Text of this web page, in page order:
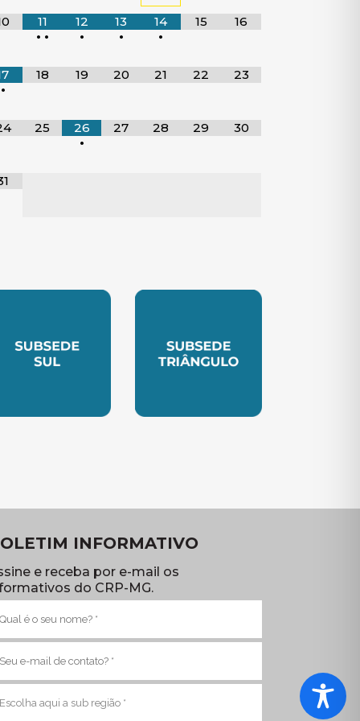
11
• •
12
•
13
•
14
•
15 16
•
18 19 20 21 22 23
25
26
•
27 28 29 30
INFORMATIVO
e receba por e-mail os
do CRP-MG.